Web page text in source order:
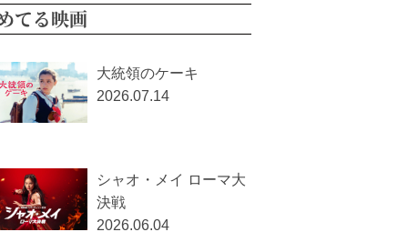
てる映画
大統領のケーキ
2026.07.14
シャオ・メイ ローマ大
決戦
2026.06.04